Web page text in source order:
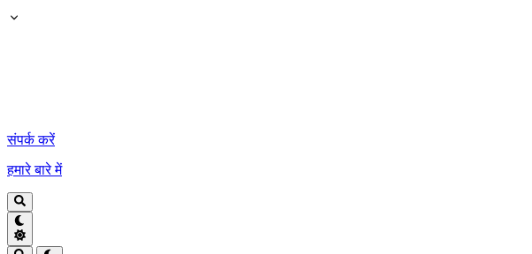
संपर्क करें
हमारे बारे में